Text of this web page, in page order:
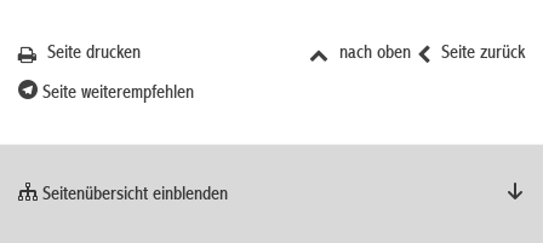
Seite zurück
nach oben
Seite drucken
Seite weiterempfehlen
Seitenübersicht einblenden